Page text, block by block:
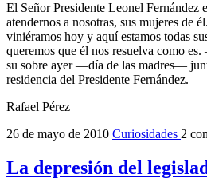
El Señor Presidente Leonel Fernández
atendernos a nosotras, sus mujeres de
viniéramos hoy y aquí estamos todas
queremos que él nos resuelva como
su sobre ayer —día de las madres—
residencia del Presidente Fernández.
Rafael Pérez
26 de mayo de 2010 Curiosidades 2
La depresión del